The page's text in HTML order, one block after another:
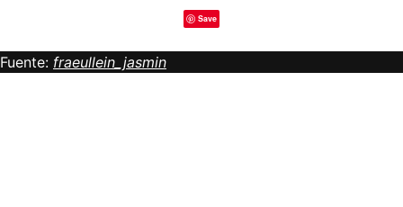
Save
Fuente: fraeullein_jasmin